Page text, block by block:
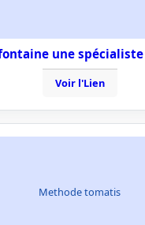
une
Voir l'Lien
Methode tomatis